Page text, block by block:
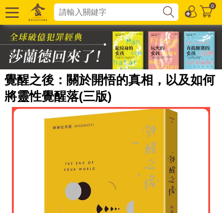
0
覺醒之後：關於開悟的真相，以及如何
將靈性覺醒落(三版)